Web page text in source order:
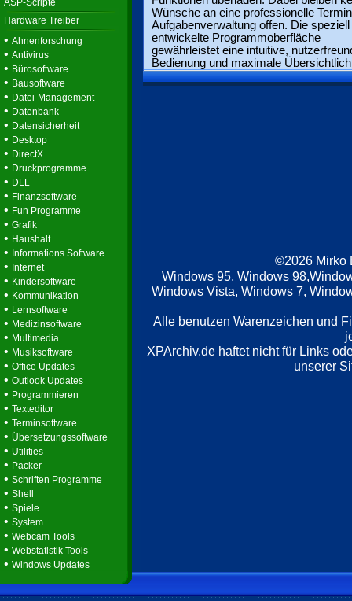
ASP-Scripte
Hardware Treiber
• Ahnenforschung
• Antivirus
• Bürosoftware
• Bausoftware
• Datei-Management
• Datenbank
• Datensicherheit
• Desktop
• DirectX
• Druckprogramme
• DLL
• Finanzsoftware
• Fun Programme
• Grafik
• Haushalt
• Informations Software
• Internet
• Kindersoftware
• Kommunikation
• Lernsoftware
• Medizinsoftware
• Multimedia
• Musiksoftware
• Office Updates
• Outlook Updates
• Programmieren
• Texteditor
• Terminsoftware
• Übersetzungssoftware
• Utilities
• Packer
• Schriften Programme
• Shell
• Spiele
• System
• Webcam Tools
• Webstatistik Tools
• Windows Updates
Wünsche an eine professionelle
Aufgabenverwaltung offen. Die speziell
entwickelte Programmoberfläche
gewährleistet eine intuitive,
Bedienung und maximale
©2026 Mirko
Windows 95, Windows
Windows Vista, Windows 7,
Alle benutzen Warenzeichen und
XPArchiv.de haftet nicht für Links
unserer